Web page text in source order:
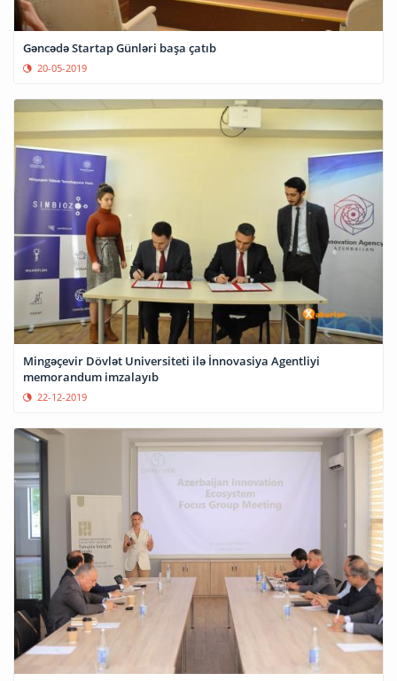
Gəncədə Startap Günləri başa çatıb
20-05-2019
Mingəçevir Dövlət Universiteti ilə İnnovasiya Agentliyi
memorandum imzalayıb
22-12-2019